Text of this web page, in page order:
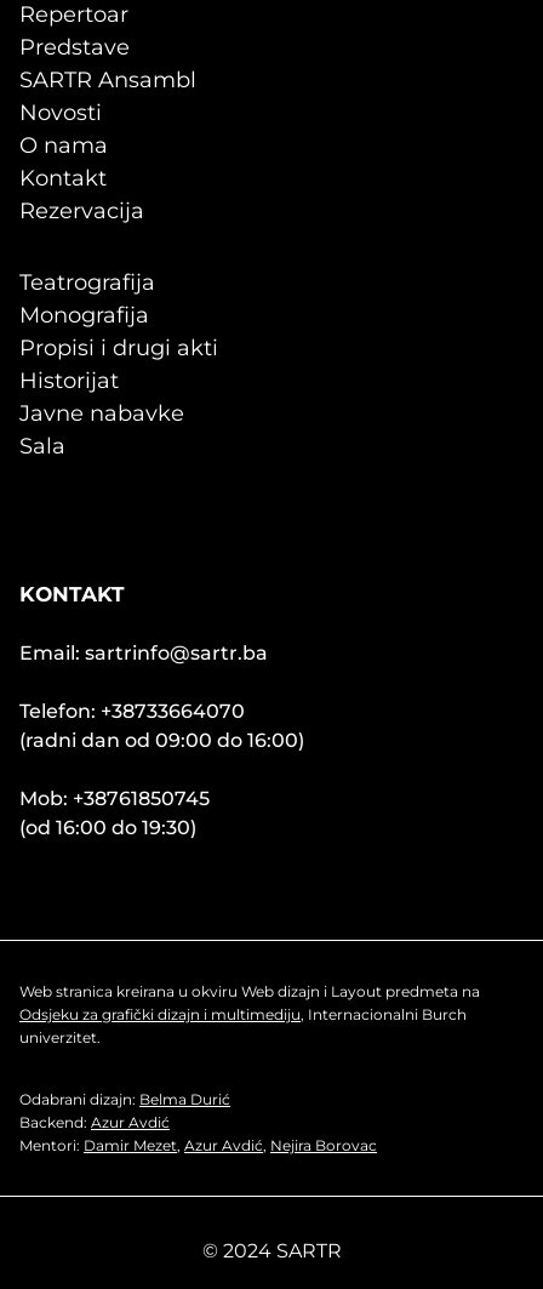
Repertoar
Predstave
SARTR Ansambl
Novosti
O nama
Kontakt
Rezervacija
Teatrografija
Monografija
Propisi i drugi akti
Historijat
Javne nabavke
Sala
KONTAKT
Email: sartrinfo@sartr.ba
Telefon: +38733664070
(radni dan od 09:00 do 16:00)
Mob: +38761850745
(od 16:00 do 19:30)
Web stranica kreirana u okviru Web dizajn i Layout predmeta na
Odsjeku za grafički dizajn i multimediju, Internacionalni Burch
univerzitet.
Odabrani dizajn: Belma Durić
Backend: Azur Avdić
Mentori: Damir Mezet, Azur Avdić, Nejira Borovac
© 2024 SARTR